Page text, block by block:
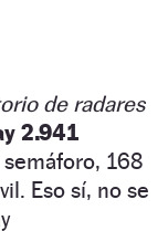
de radares
2.941
168
Eso sí, no se